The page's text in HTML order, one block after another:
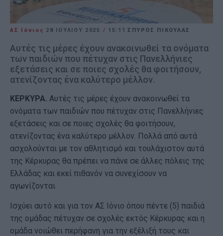
ΑΣ Ιόνιος 28 ΙΟΥΛΊΟΥ 2025 / 15:11 ΣΠΥΡΟΣ ΠΙΚΟΥΛΑΣ
Αυτές τις μέρες έχουν ανακοινωθεί τα ονόματα
των παιδιών που πέτυχαν στις Πανελλήνιες
εξετάσεις και σε ποιες σχολές θα φοιτήσουν,
ατενίζοντας ένα καλύτερο μέλλον.
ΚΕΡΚΥΡΑ. Αυτές τις μέρες έχουν ανακοινωθεί τα
ονόματα των παιδιών που πέτυχαν στις Πανελλήνιες
εξετάσεις και σε ποιες σχολές θα φοιτήσουν,
ατενίζοντας ένα καλύτερο μέλλον. Πολλά από αυτά
ασχολούνται με τον αθλητισμό και τουλάχιστον αυτά
της Κέρκυρας θα πρέπει να πάνε σε άλλες πόλεις της
Ελλάδας και εκεί πιθανόν να συνεχίσουν να
αγωνίζονται.
Ισχύει αυτό και για τον ΑΣ Ιόνιο όπου πέντε (5) παιδιά
της ομάδας πέτυχαν σε σχολές εκτός Κέρκυρας και η
ομάδα νοιώθει περήφανη για την εξέλιξή τους και